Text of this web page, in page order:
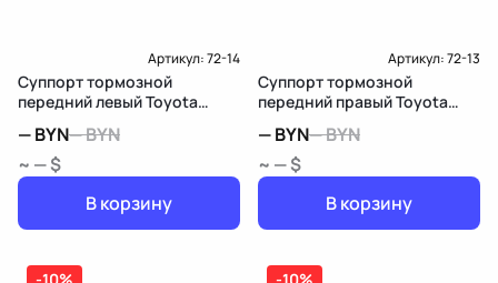
Артикул:72-14
Суппорт тормозной
передний левый Toyota
—BYN—BYN
~ — $
В корзину
Артикул:72-13
Суппорт тормозной
передний правый Toyota
—BYN—BYN
~ — $
В корзину
-10% -10%